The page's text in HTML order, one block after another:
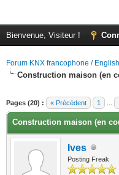
Bienvenue, Visiteur !
Forum KNX francophone /
Construction maison (en
Pages (20) : « Précédent 1
Construction maison (en
Ives
Posting Freak